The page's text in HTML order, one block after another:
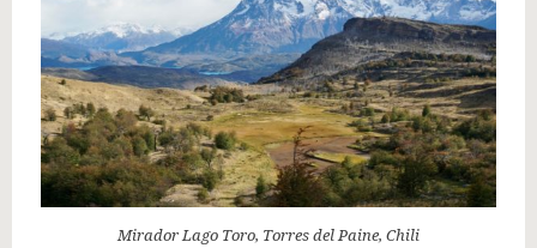
Mirador Lago Toro, Torres del Paine, Chili